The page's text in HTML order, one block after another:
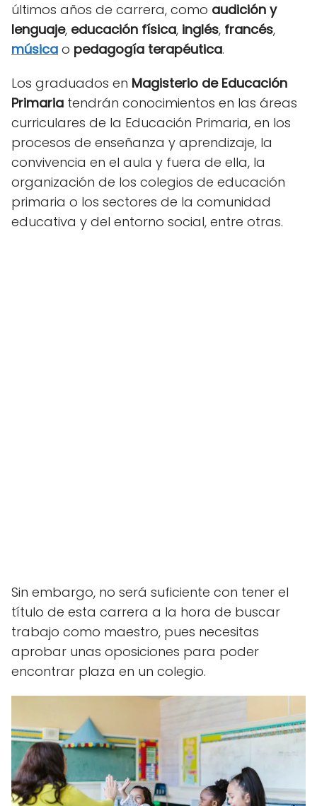
últimos años de carrera, como audición y
lenguaje, educación física, inglés, francés,
música o pedagogía terapéutica.
Los graduados en Magisterio de Educación
Primaria tendrán conocimientos en las áreas
curriculares de la Educación Primaria, en los
procesos de enseñanza y aprendizaje, la
convivencia en el aula y fuera de ella, la
organización de los colegios de educación
primaria o los sectores de la comunidad
educativa y del entorno social, entre otras.
Sin embargo, no será suficiente con tener el
título de esta carrera a la hora de buscar
trabajo como maestro, pues necesitas
aprobar unas oposiciones para poder
encontrar plaza en un colegio.